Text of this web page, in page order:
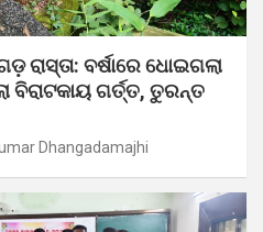
ରାସ୍ତା: ବର୍ଷାରେ ଧୋଇଗଲା
ବିରାଟକାୟ ଗର୍ତ୍ତ, ତୁରନ୍ତ
Dhangadamajhi